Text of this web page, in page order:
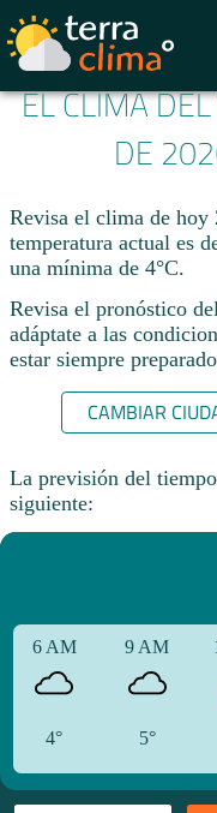
EL CLIMA
DE
Revisa el clima de
temperatura actual es
una mínima de 4°C.​
Revisa el pronóstico
adáptate a las
estar siempre
CAMBIAR
La previsión del
siguiente:
6 AM
4°
9 AM
5°